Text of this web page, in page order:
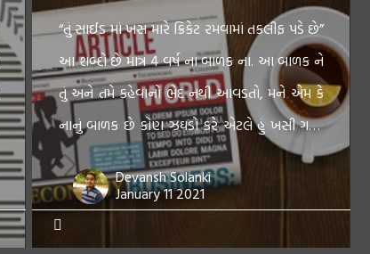
“તું સાઈડ માં ખસ મારે ક્રિકેટ રમવામાં તકલીફ પડે છે”
આ શબ્દો છે માત્ર 4 વર્ષ ના બાળક ના. આ બાળક ને
તું અને તમે કહેવાનો ભેદ નથી આવડતો, મને એમ કે
નાનું બાળક છે કોણ ઝઘડો કરે એટલે હું ખસી ગયો.
પણ દિલ માં બહુ જ દુઃખ થયું, આજની નવી
આવનારી પેઠી ખુબ જ […]
Devansh Solanki
January 11 2021